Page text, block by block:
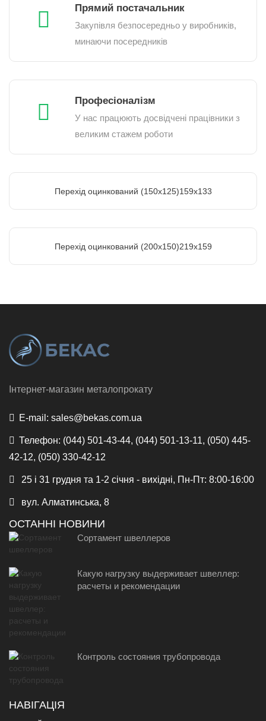
Прямий постачальник
Закупівля безпосередньо у виробників,
минаючи посередників
Професіоналізм
У нас працюють досвідчені працівники з
великим стажем роботи
Перехід оцинкований (150х125)159х133
Перехід оцинкований (200х150)219х159
Інтернет-магазин металопрокату
E-mail: sales@bekas.com.ua
Телефон: (044) 501-43-44, (044) 501-13-11, (050) 445-
42-12, (050) 330-42-12
25 і 31 грудня та 1-2 січня - вихідні, Пн-Пт: 8:00-16:00
вул. Алматинська, 8
ОСТАННІ НОВИНИ
Сортамент швеллеров
Какую нагрузку выдерживает швеллер:
расчеты и рекомендации
Контроль состояния трубопровода
НАВІГАЦІЯ